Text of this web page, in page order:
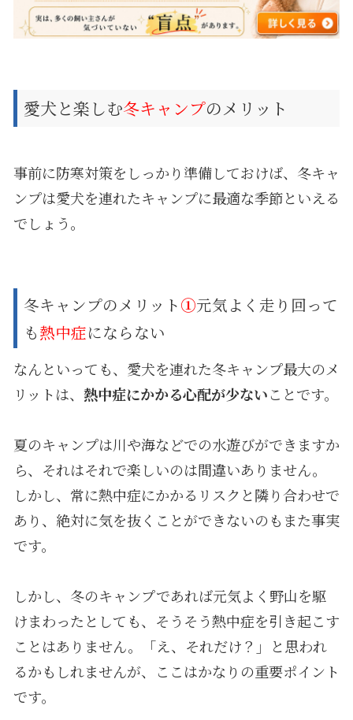
愛犬と楽しむ冬キャンプのメリット
事前に防寒対策をしっかり準備しておけば、冬キャ
ンプは愛犬を連れたキャンプに最適な季節といえる
でしょう。
冬キャンプのメリット①元気よく走り回って
も熱中症にならない
なんといっても、愛犬を連れた冬キャンプ最大のメ
リットは、 熱中症にかかる心配が少ないことです。
夏のキャンプは川や海などでの水遊びができますか
ら、それはそれで楽しいのは間違いありません。
しかし、常に熱中症にかかるリスクと隣り合わせで
あり、絶対に気を抜くことができないのもまた事実
です。
しかし、冬のキャンプであれば元気よく野山を駆
けまわったとしても、そうそう熱中症を引き起こす
ことはありません。「え、それだけ？」と思われ
るかもしれませんが、ここはかなりの重要ポイント
です。